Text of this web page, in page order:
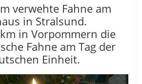
verwehte Fahne am
in Stralsund.
in Vorpommern die
Fahne am Tag der
Einheit.